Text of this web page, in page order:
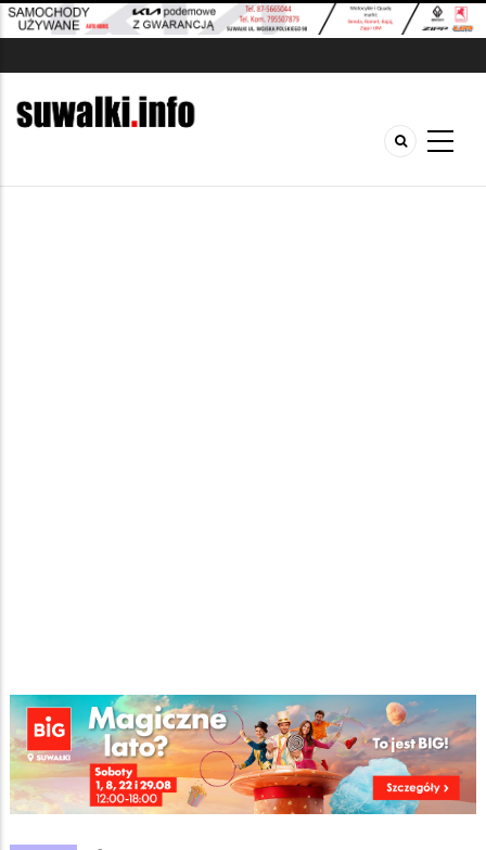
Ścieżka
nawigacyjna
Strona główna/Wiadomości/Kultura/
„KRÓLESTWO SIEDMIU MÓRZ” – Piracka przygoda już od 15 sierpnia w
kinach
Facebook PinterestTumblrReddit Share